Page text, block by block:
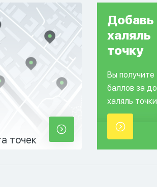
точек
Добавь
халяль
точку
Вы
баллов за
халяль